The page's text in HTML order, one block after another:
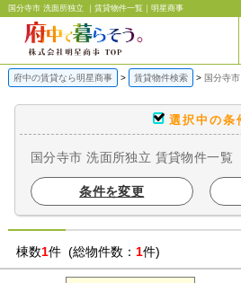
国分寺市 洗面所独立 ｜賃貸物件一覧｜明星商事
府中の賃貸なら明星商事 賃貸物件検索 国分寺
選択中の条
国分寺市 洗面所独立 賃貸物件一覧
条件を変更
棟数1件 (総物件数： 1件)